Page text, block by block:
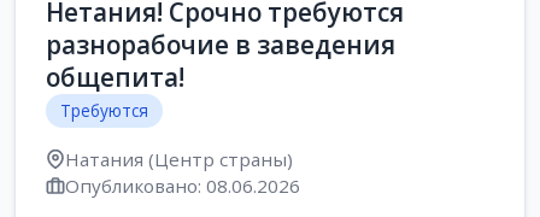
Нетания! Срочно требуются
разнорабочие в заведения
общепита!
Требуются
Натания (Центр страны)
Опубликовано: 08.06.2026